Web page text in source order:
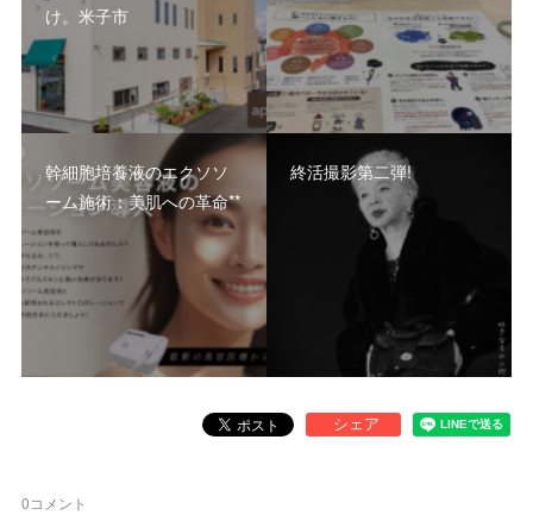
け。米子市
幹細胞培養液のエクソソ
ーム施術：美肌への革命**
終活撮影第二弾!
0コメント